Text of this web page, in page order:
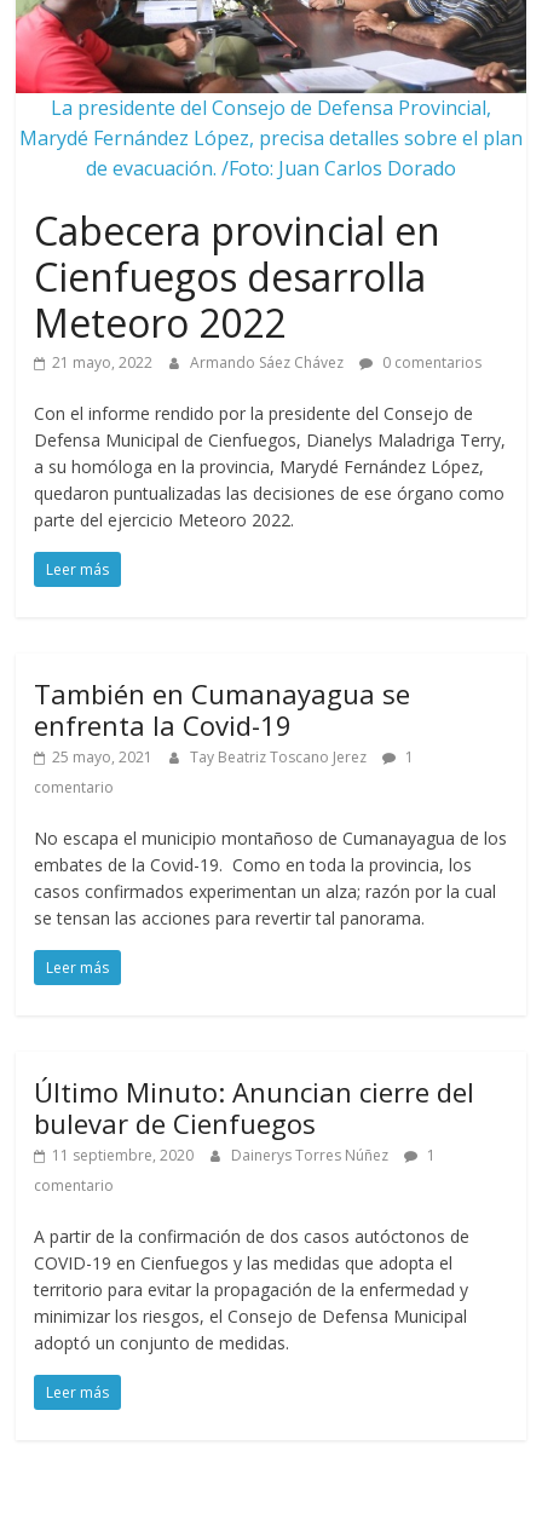
La presidente del Consejo de Defensa Provincial,
Marydé Fernández López, precisa detalles sobre el plan
de evacuación. /Foto: Juan Carlos Dorado
Cabecera provincial en
Cienfuegos desarrolla
Meteoro 2022
21 mayo, 2022 Armando Sáez Chávez 0 comentarios
Con el informe rendido por la presidente del Consejo de
Defensa Municipal de Cienfuegos, Dianelys Maladriga Terry,
a su homóloga en la provincia, Marydé Fernández López,
quedaron puntualizadas las decisiones de ese órgano como
parte del ejercicio Meteoro 2022.
Leer más
También en Cumanayagua se
enfrenta la Covid-19
25 mayo, 2021 Tay Beatriz Toscano Jerez
1
comentario
No escapa el municipio montañoso de Cumanayagua de los
embates de la Covid-19. Como en toda la provincia, los
casos confirmados experimentan un alza; razón por la cual
se tensan las acciones para revertir tal panorama.
Leer más
Último Minuto: Anuncian cierre del
bulevar de Cienfuegos
11 septiembre, 2020 Dainerys Torres Núñez
1
comentario
A partir de la confirmación de dos casos autóctonos de
COVID-19 en Cienfuegos y las medidas que adopta el
territorio para evitar la propagación de la enfermedad y
minimizar los riesgos, el Consejo de Defensa Municipal
adoptó un conjunto de medidas.
Leer más